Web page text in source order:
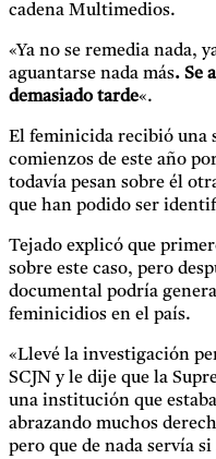
cadena Multimedios.
«Ya no se remedia nada,
aguantarse nada más. Se
demasiado tarde«.
El feminicida recibió una
comienzos de este año
todavía pesan sobre él
que han podido ser
Tejado explicó que
sobre este caso, pero
documental podría
feminicidios en el país.
«Llevé la investigación
SCJN y le dije que la
una institución que
abrazando muchos
pero que de nada servía